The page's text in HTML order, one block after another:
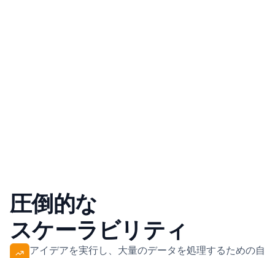
圧倒的な
スケーラビリティ
アイデアを実行し、大量のデータを処理するための自